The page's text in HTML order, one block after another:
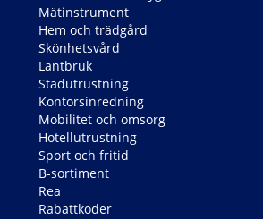
Mätinstrument
Hem och trädgård
Skönhetsvård
Lantbruk
Städutrustning
Kontorsinredning
Mobilitet och omsorg
Hotellutrustning
Sport och fritid
B-sortiment
Rea
Rabattkoder